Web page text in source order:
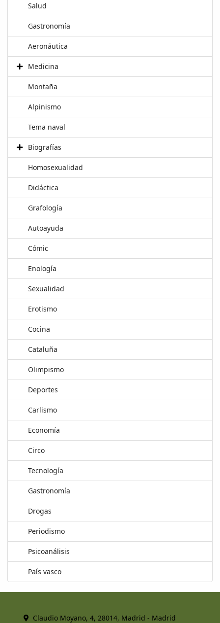
Salud
Gastronomía
Aeronáutica
Medicina
Montaña
Alpinismo
Tema naval
Biografías
Homosexualidad
Didáctica
Grafología
Autoayuda
Cómic
Enología
Sexualidad
Erotismo
Cocina
Cataluña
Olimpismo
Deportes
Carlismo
Economía
Circo
Tecnología
Gastronomía
Drogas
Periodismo
Psicoanálisis
País vasco
Claudio Moyano, 4, 28014, Madrid - Madrid